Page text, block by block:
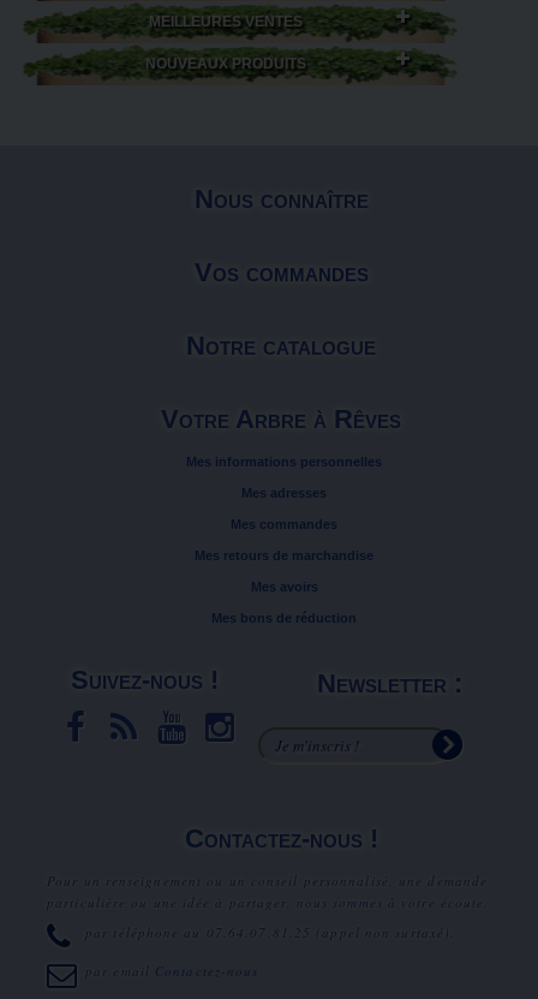
MEILLEURES VENTES
NOUVEAUX PRODUITS
Nous connaître
Vos commandes
Notre catalogue
Votre Arbre à Rêves
Mes informations personnelles
Mes adresses
Mes commandes
Mes retours de marchandise
Mes avoirs
Mes bons de réduction
Suivez-nous ! Newsletter :
Contactez-nous !
Pour un renseignement ou un conseil personnalisé, une demande
particulière ou une idée à partager, nous sommes à votre écoute.
par téléphone au
07.64.07.81.25 (appel non surtaxé).
par email Contactez-nous